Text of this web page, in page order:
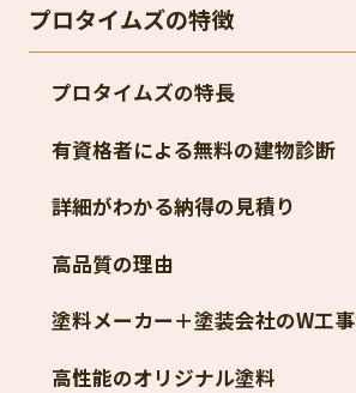
プロタイムズの特徴
プロタイムズの特長
有資格者による無料の建物診断
詳細がわかる納得の見積り
高品質の理由
塗料メーカー＋塗装会社のW工
高性能のオリジナル塗料